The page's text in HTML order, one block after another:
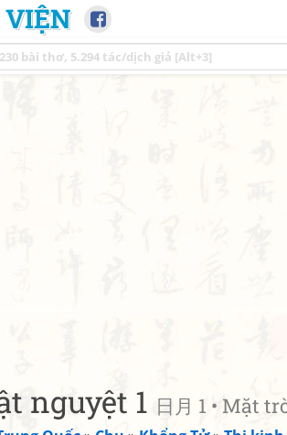
nguyệt 1 日月 1 • Mặt